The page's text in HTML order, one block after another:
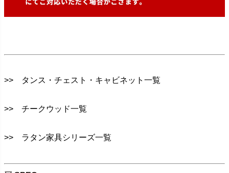
>> タンス・チェスト・キャビネット一覧
>> チークウッド一覧
>> ラタン家具シリーズ一覧